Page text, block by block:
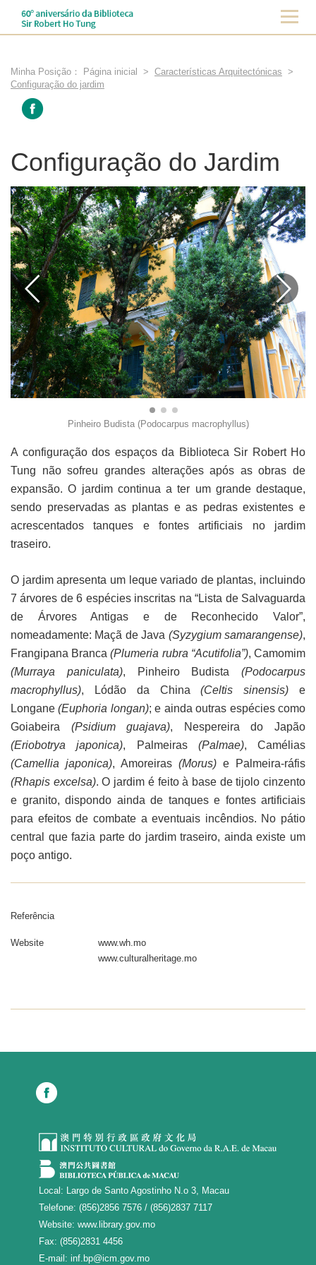
Minha Posição： Página inicial > Características Arquitectónicas >
Configuração do jardim
Configuração do Jardim
Pinheiro Budista (Podocarpus macrophyllus)
A configuração dos espaços da Biblioteca Sir Robert Ho
Tung não sofreu grandes alterações após as obras de
expansão. O jardim continua a ter um grande destaque,
sendo preservadas as plantas e as pedras existentes e
acrescentados tanques e fontes artificiais no jardim
traseiro.
O jardim apresenta um leque variado de plantas, incluindo
7 árvores de 6 espécies inscritas na “Lista de Salvaguarda
de Árvores Antigas e de Reconhecido Valor”,
nomeadamente: Maçã de Java (Syzygium samarangense),
Frangipana Branca(Plumeria rubra “Acutifolia”), Camomim
(Murraya paniculata), Pinheiro Budista (Podocarpus
macrophyllus), Lódão da China(Celtis sinensis) e
Longane(Euphoria longan); e ainda outras espécies como
Goiabeira (Psidium guajava), Nespereira do Japão
(Eriobotrya japonica), Palmeiras(Palmae), Camélias
(Camellia japonica), Amoreiras (Morus) e Palmeira-ráfis
(Rhapis excelsa). O jardim é feito à base de tijolo cinzento
e granito, dispondo ainda de tanques e fontes artificiais
para efeitos de combate a eventuais incêndios. No pátio
central que fazia parte do jardim traseiro, ainda existe um
poço antigo.
Referência
Website
www.wh.mo
www.culturalheritage.mo
Local: Largo de Santo Agostinho N.o 3, Macau
Telefone: (856)2856 7576 / (856)2837 7117
Website: www.library.gov.mo
Fax: (856)2831 4456
E-mail: inf.bp@icm.gov.mo